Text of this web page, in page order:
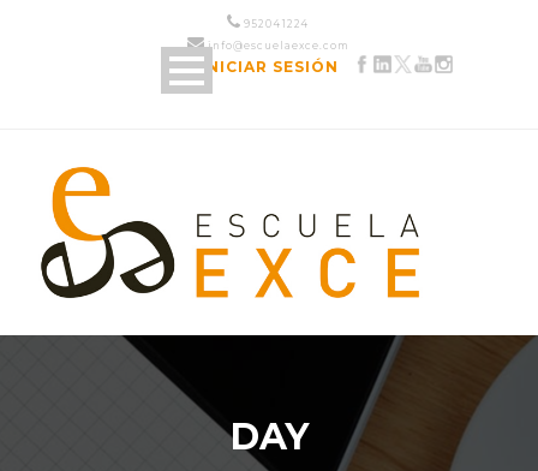
952 04 12 24
info@escuelaexce.com
INICIAR SESIÓN
DAY